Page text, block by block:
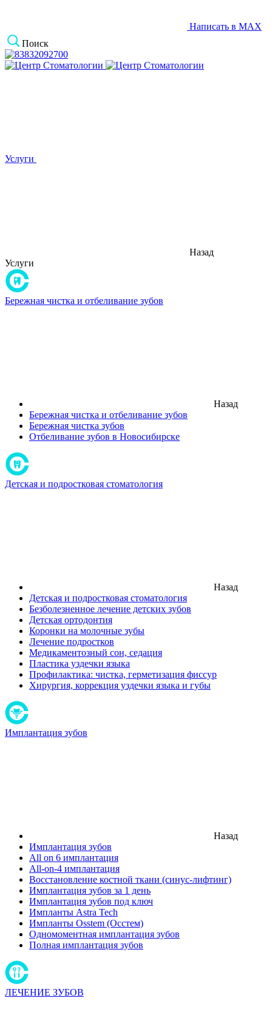
Написать в MAX
Поиск
Услуги
Назад
Услуги
Бережная чистка и отбеливание зубов
Назад
Бережная чистка и отбеливание зубов
Бережная чистка зубов
Отбеливание зубов в Новосибирске
Детская и подростковая стоматология
Назад
Детская и подростковая стоматология
Безболезненное лечение детских зубов
Детская ортодонтия
Коронки на молочные зубы
Лечение подростков
Медикаментозный сон, седация
Пластика уздечки языка
Профилактика: чистка, герметизация фиссур
Хирургия, коррекция уздечки языка и губы
Имплантация зубов
Назад
Имплантация зубов
All on 6 имплантация
All-on-4 имплантация
Восстановление костной ткани (синус-лифтинг)
Имплантация зубов за 1 день
Имплантация зубов под ключ
Импланты Astra Tech
Импланты Osstem (Осстем)
Одномоментная имплантация зубов
Полная имплантация зубов
ЛЕЧЕНИЕ ЗУБОВ